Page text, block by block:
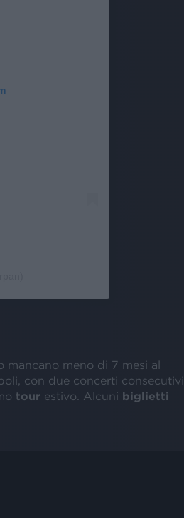
mancano meno di 7 mesi al
con due concerti consecutivi
tour estivo. Alcuni biglietti